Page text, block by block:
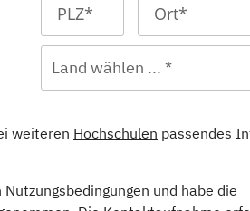
Land wählen ... *
weiteren Hochschulen passendes
Nutzungsbedingungen und habe die